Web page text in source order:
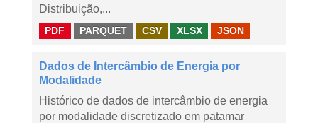
Distribuição,...
PDF PARQUET CSV XLSX JSON
Dados de Intercâmbio de Energia por
Modalidade
Histórico de dados de intercâmbio de energia
por modalidade discretizado em patamar